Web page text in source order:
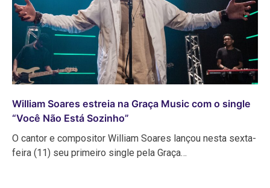
William Soares estreia na Graça Music com o single
“Você Não Está Sozinho”
O cantor e compositor William Soares lançou nesta sexta-
feira (11) seu primeiro single pela Graça…